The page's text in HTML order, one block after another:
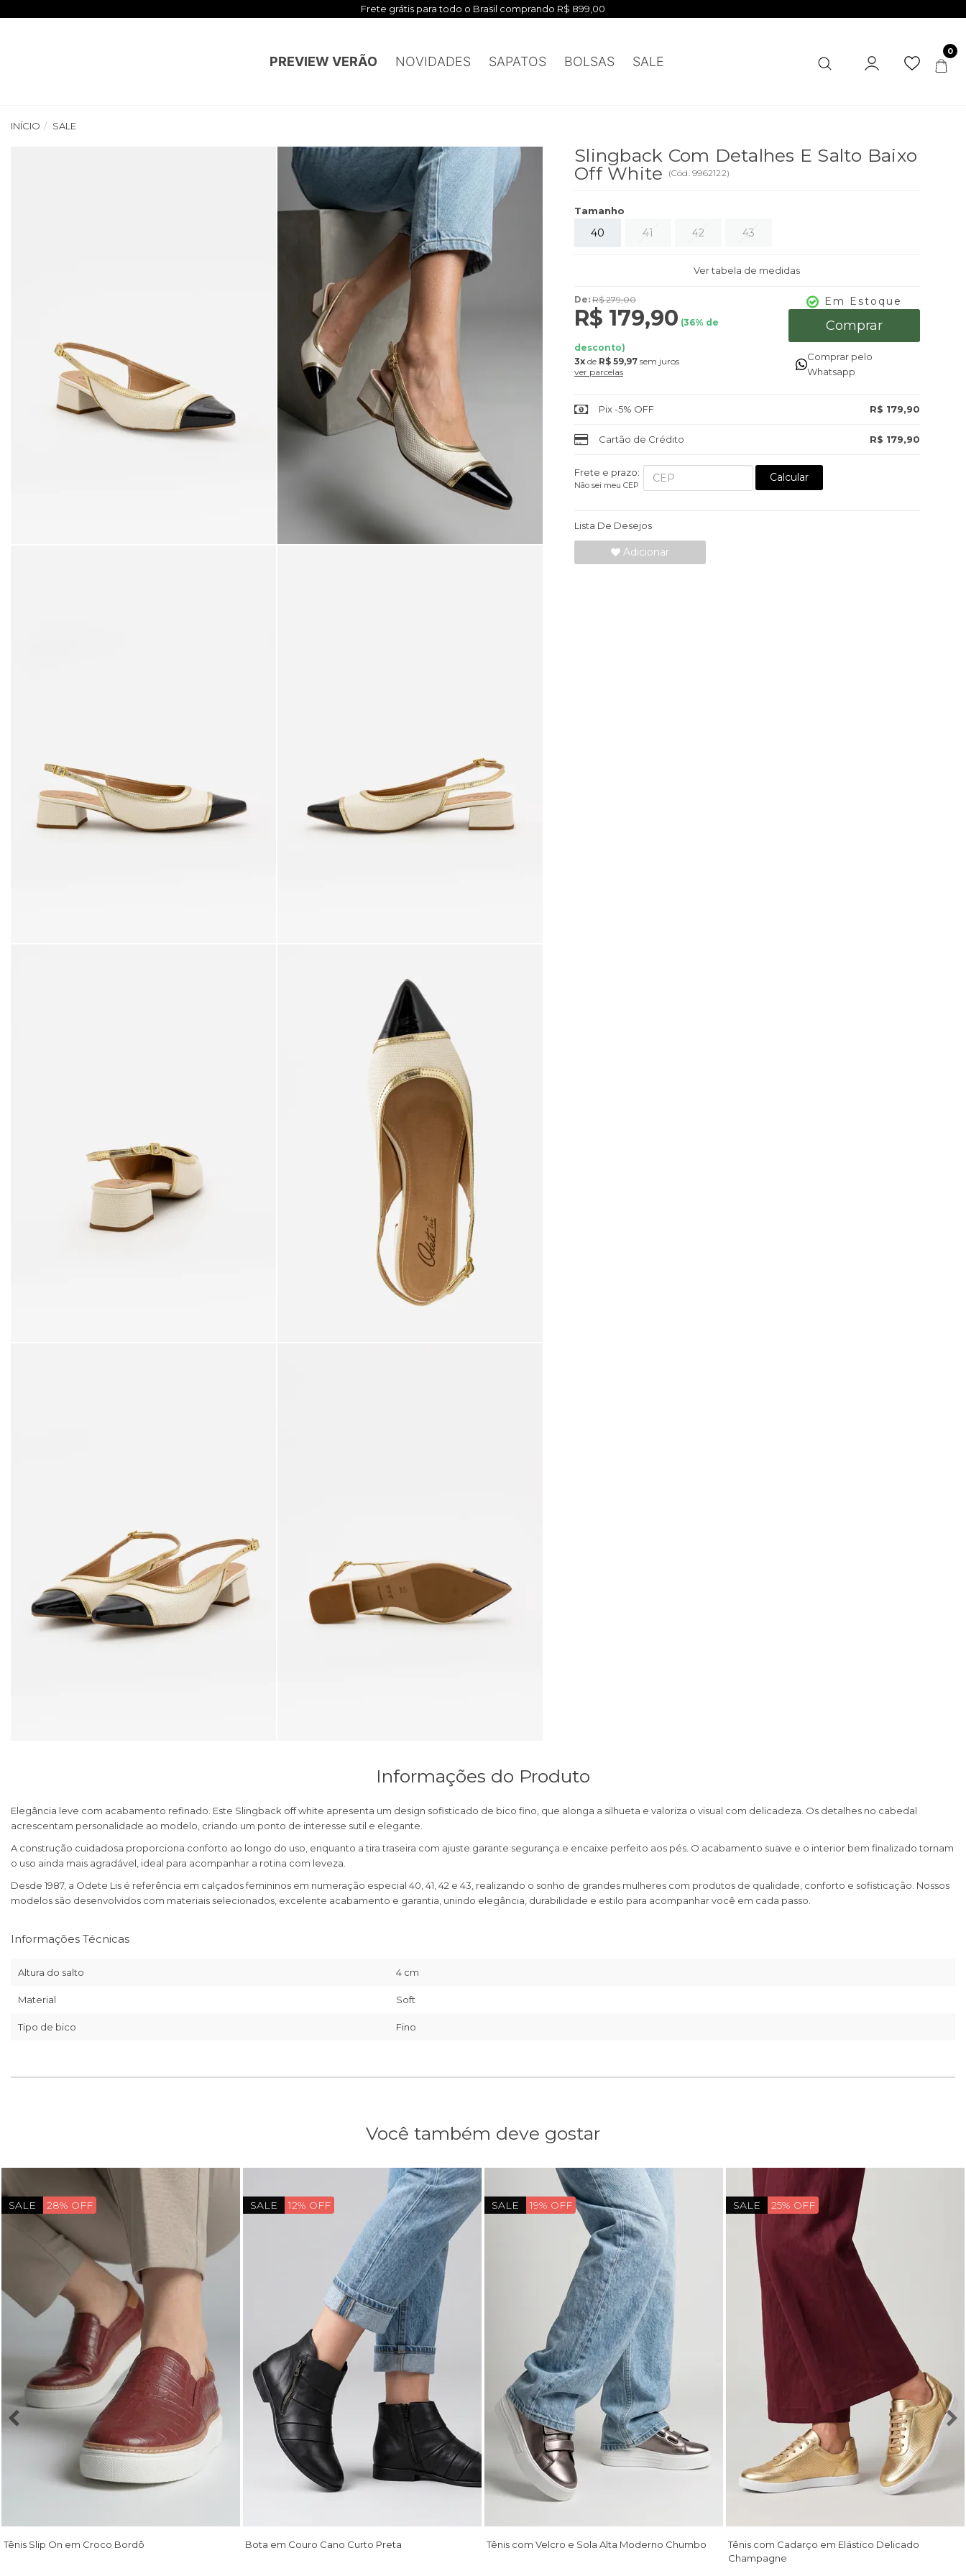
Frete grátis para todo o Brasil comprando R$ 899,00
PREVIEW VERÃO NOVIDADES SAPATOS BOLSAS SALE
0
INÍCIO SALE
Slingback Com Detalhes E Salto Baixo
Off White
(Cód. 9962122)
Tamanho
40 41 42 43
Ver tabela de medidas
De: R$ 279,00
R$ 179,90 (36% de
desconto)
3x de R$ 59,97 sem juros
ver parcelas
Em Estoque
Comprar
Comprar pelo
Whatsapp
Pix -5% OFF R$ 179,90
Cartão de Crédito R$ 179,90
Frete e prazo:
Não sei meu CEP
Calcular
Lista De Desejos
Adicionar
Informações do Produto
Elegância leve com acabamento refinado. Este Slingback off white apresenta um design sofisticado de bico fino, que alonga a silhueta e valoriza o visual com delicadeza. Os detalhes no cabedal
acrescentam personalidade ao modelo, criando um ponto de interesse sutil e elegante.
A construção cuidadosa proporciona conforto ao longo do uso, enquanto a tira traseira com ajuste garante segurança e encaixe perfeito aos pés. O acabamento suave e o interior bem finalizado tornam
o uso ainda mais agradável, ideal para acompanhar a rotina com leveza.
Desde 1987, a Odete Lis é referência em calçados femininos em numeração especial 40, 41, 42 e 43, realizando o sonho de grandes mulheres com produtos de qualidade, conforto e sofisticação. Nossos
modelos são desenvolvidos com materiais selecionados, excelente acabamento e garantia, unindo elegância, durabilidade e estilo para acompanhar você em cada passo.
Informações Técnicas
Altura do salto 4 cm
Material Soft
Tipo de bico Fino
Você também deve gostar
SALE 28% OFF
Tênis Slip On em Croco Bordô
SALE 12% OFF
Bota em Couro Cano Curto Preta
SALE 19% OFF
Tênis com Velcro e Sola Alta Moderno Chumbo
SALE 25% OFF
Tênis com Cadarço em Elástico Delicado
Champagne